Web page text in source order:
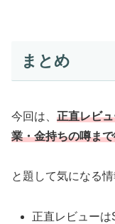
まとめ
今回は、 正直レビ
業・金持ちの噂ま
と題して気になる
正直レビュー